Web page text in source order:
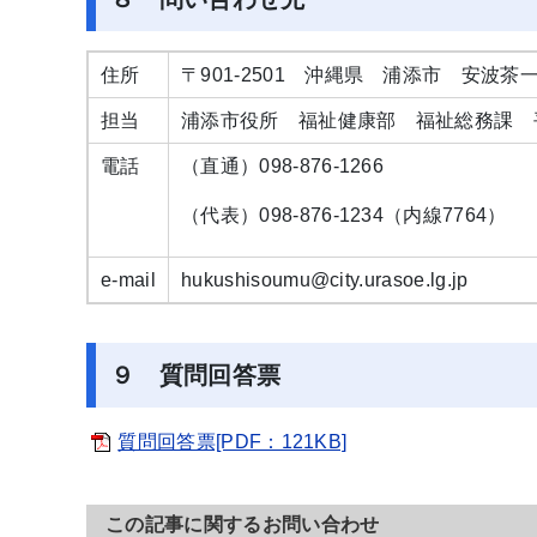
住所 〒901-2501 沖縄県 浦添市 安波茶一
担当 浦添市役所 福祉健康部 福祉総務課
電話 （直通）098-876-1266
（代表）098-876-1234（内線7764）
e-mail hukushisoumu@city.urasoe.lg.jp
９ 質問回答票
質問回答票[PDF：121KB]
この記事に関するお問い合わせ